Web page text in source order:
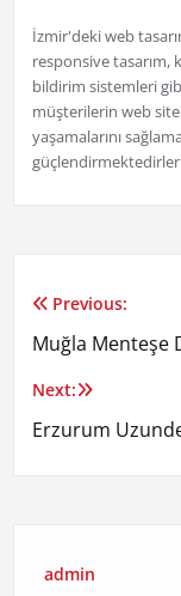
İzmir'deki web
responsive tasarım,
bildirim sistemleri
müşterilerin web
yaşamalarını
Yazı
gezinmesi
Previous:
Muğla Menteşe
Next:
Erzurum
admin